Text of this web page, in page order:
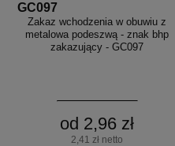
GC097
Zakaz wchodzenia w obuwiu z
metalowa podeszwą - znak bhp
zakazujący - GC097
od 2,96 zł
2,41 zł netto